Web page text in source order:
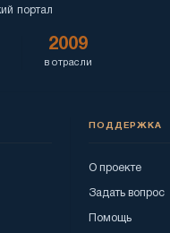
портал
2009
в отрасли
ПОДДЕРЖКА
О проекте
Задать вопрос
Помощь